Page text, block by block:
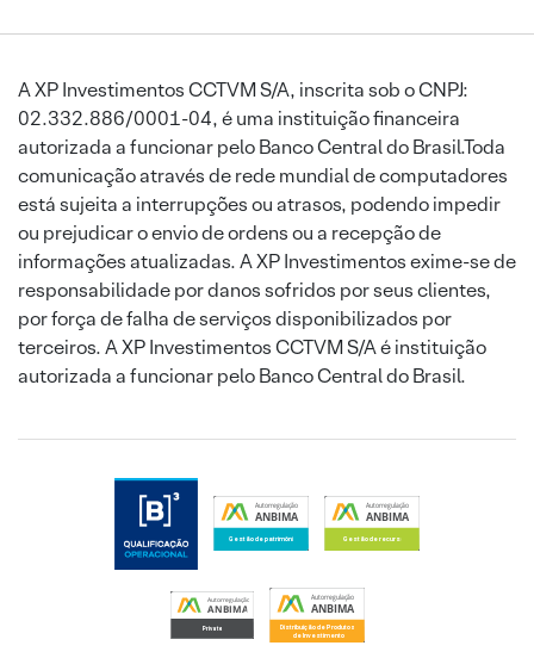
A XP Investimentos CCTVM S/A, inscrita sob o CNPJ:
02.332.886/0001-04, é uma instituição financeira
autorizada a funcionar pelo Banco Central do Brasil.Toda
comunicação através de rede mundial de computadores
está sujeita a interrupções ou atrasos, podendo impedir
ou prejudicar o envio de ordens ou a recepção de
informações atualizadas. A XP Investimentos exime-se de
responsabilidade por danos sofridos por seus clientes,
por força de falha de serviços disponibilizados por
terceiros. A XP Investimentos CCTVM S/A é instituição
autorizada a funcionar pelo Banco Central do Brasil.